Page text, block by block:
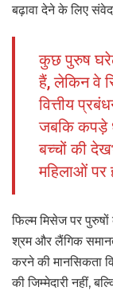
बढ़ावा देने के लिए
कुछ पुरुष घरेलू
हैं, लेकिन वे
वित्तीय
जबकि कपड़े
बच्चों की
महिलाओं पर
फिल्म मिसेज पर पुरुषों
श्रम और लैंगिक
करने की मानसिकता
की जिम्मेदारी नहीं,